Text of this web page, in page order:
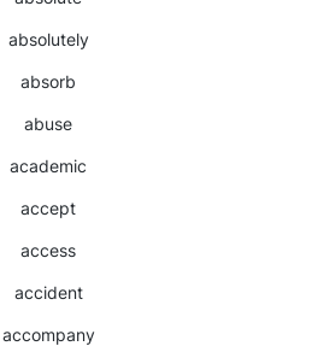
absolutely
absorb
abuse
academic
accept
access
accident
accompany